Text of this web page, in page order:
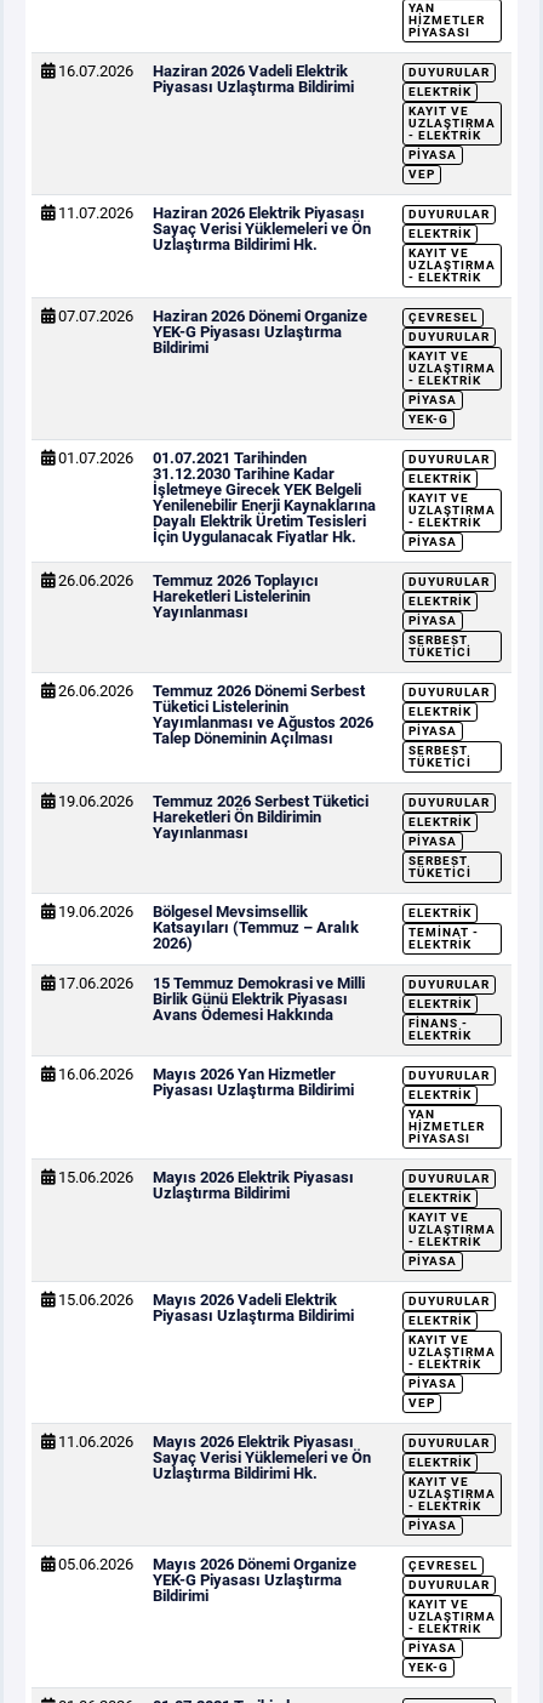
YAN
HIZMETLER
PIYASASI
16.07.2026
Haziran 2026 Vadeli Elektrik
Piyasası Uzlaştırma Bildirimi
DUYURULAR
ELEKTRIK
KAYIT VE
UZLAŞTIRMA
- ELEKTRIK
PIYASA
VEP
11.07.2026
Haziran 2026 Elektrik Piyasası
Sayaç Verisi Yüklemeleri ve Ön
Uzlaştırma Bildirimi Hk.
DUYURULAR
ELEKTRIK
KAYIT VE
UZLAŞTIRMA
- ELEKTRIK
07.07.2026
Haziran 2026 Dönemi Organize
YEK-G Piyasası Uzlaştırma
Bildirimi
ÇEVRESEL
DUYURULAR
KAYIT VE
UZLAŞTIRMA
- ELEKTRIK
PIYASA
YEK-G
01.07.2026
01.07.2021 Tarihinden
31.12.2030 Tarihine Kadar
İşletmeye Girecek YEK Belgeli
Yenilenebilir Enerji Kaynaklarına
Dayalı Elektrik Üretim Tesisleri
İçin Uygulanacak Fiyatlar Hk.
DUYURULAR
ELEKTRIK
KAYIT VE
UZLAŞTIRMA
- ELEKTRIK
PIYASA
26.06.2026
Temmuz 2026 Toplayıcı
Hareketleri Listelerinin
Yayınlanması
DUYURULAR
ELEKTRIK
PIYASA
SERBEST
TÜKETICI
26.06.2026
Temmuz 2026 Dönemi Serbest
Tüketici Listelerinin
Yayımlanması ve Ağustos 2026
Talep Döneminin Açılması
DUYURULAR
ELEKTRIK
PIYASA
SERBEST
TÜKETICI
19.06.2026
Temmuz 2026 Serbest Tüketici
Hareketleri Ön Bildirimin
Yayınlanması
DUYURULAR
ELEKTRIK
PIYASA
SERBEST
TÜKETICI
19.06.2026
Bölgesel Mevsimsellik
Katsayıları (Temmuz – Aralık
2026)
ELEKTRIK
TEMINAT -
ELEKTRIK
17.06.2026
15 Temmuz Demokrasi ve Milli
Birlik Günü Elektrik Piyasası
Avans Ödemesi Hakkında
DUYURULAR
ELEKTRIK
FINANS -
ELEKTRIK
16.06.2026
Mayıs 2026 Yan Hizmetler
Piyasası Uzlaştırma Bildirimi
DUYURULAR
ELEKTRIK
YAN
HIZMETLER
PIYASASI
15.06.2026
Mayıs 2026 Elektrik Piyasası
Uzlaştırma Bildirimi
DUYURULAR
ELEKTRIK
KAYIT VE
UZLAŞTIRMA
- ELEKTRIK
PIYASA
15.06.2026
Mayıs 2026 Vadeli Elektrik
Piyasası Uzlaştırma Bildirimi
DUYURULAR
ELEKTRIK
KAYIT VE
UZLAŞTIRMA
- ELEKTRIK
PIYASA
VEP
11.06.2026
Mayıs 2026 Elektrik Piyasası
Sayaç Verisi Yüklemeleri ve Ön
Uzlaştırma Bildirimi Hk.
DUYURULAR
ELEKTRIK
KAYIT VE
UZLAŞTIRMA
- ELEKTRIK
PIYASA
05.06.2026
Mayıs 2026 Dönemi Organize
YEK-G Piyasası Uzlaştırma
Bildirimi
ÇEVRESEL
DUYURULAR
KAYIT VE
UZLAŞTIRMA
- ELEKTRIK
PIYASA
YEK-G